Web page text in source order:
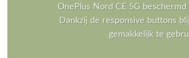
OnePlus Nord CE 5G
Dankzij de responsive buttons
gemakkelijk te